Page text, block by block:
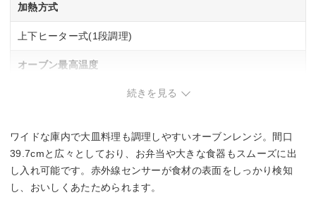
加熱方式
上下ヒーター式(1段調理)
オーブン最高温度
1000 W
続きを見る
ワイドな庫内で大皿料理も調理しやすいオーブンレンジ。間口
39.7cmと広々としており、お弁当や大きな食器もスムーズに出
し入れ可能です。赤外線センサーが食材の表面をしっかり検知
し、おいしくあたためられます。